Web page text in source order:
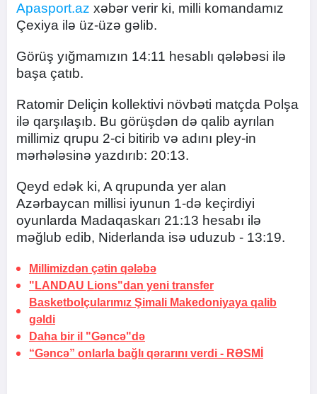
Apasport.az xəbər verir ki, milli komandamız
Çexiya ilə üz-üzə gəlib.
Görüş yığmamızın 14:11 hesablı qələbəsi ilə
başa çatıb.
Ratomir Deliçin kollektivi növbəti matçda Polşa
ilə qarşılaşıb. Bu görüşdən də qalib ayrılan
millimiz qrupu 2-ci bitirib və adını pley-in
mərhələsinə yazdırıb: 20:13.
Qeyd edək ki, A qrupunda yer alan
Azərbaycan millisi iyunun 1-də keçirdiyi
oyunlarda Madaqaskarı 21:13 hesabı ilə
məğlub edib, Niderlanda isə uduzub - 13:19.
Millimizdən çətin qələbə
"LANDAU Lions"dan yeni transfer
Basketbolçularımız Şimali Makedoniyaya qalib
gəldi
Daha bir il "Gəncə"də
“Gəncə” onlarla bağlı qərarını verdi - RƏSMİ